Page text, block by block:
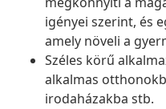
igényei szerint, és
amely növeli a
Széles körű
alkalmas
irodaházakba stb.